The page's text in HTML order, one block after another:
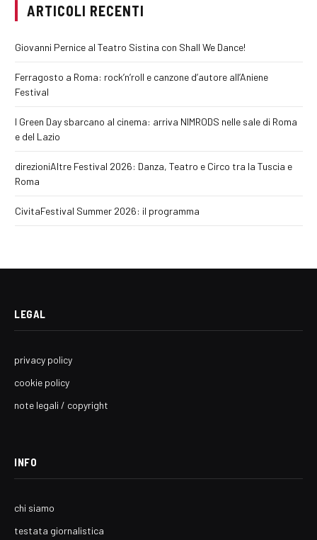
ARTICOLI RECENTI
Giovanni Pernice al Teatro Sistina con Shall We Dance!
Ferragosto a Roma: rock’n’roll e canzone d’autore all’Aniene
Festival
I Green Day sbarcano al cinema: arriva NIMRODS nelle sale di Roma
e del Lazio
direzioniAltre Festival 2026: Danza, Teatro e Circo tra la Tuscia e
Roma
CivitaFestival Summer 2026: il programma
LEGAL
privacy policy
cookie policy
note legali / copyright
INFO
chi siamo
testata giornalistica